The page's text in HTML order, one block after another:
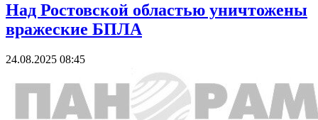
Над Ростовской областью уничтожены
вражеские БПЛА
24.08.2025 08:45